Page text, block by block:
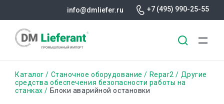
основному
info@dmliefer.ru +7 (495) 990-25-55
Строка
навигации
Каталог Станочное оборудование Repar2
Другие
средства обеспечения безопасности работы на
станках
Блоки аварийной остановки